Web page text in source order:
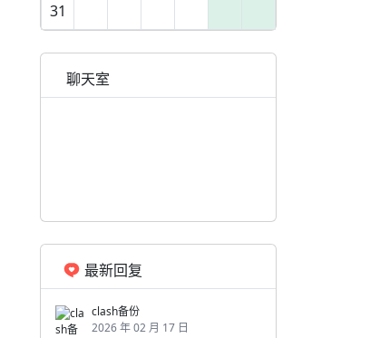
31
聊天室
最新回复
clash备份
2026 年 02 月 17 日